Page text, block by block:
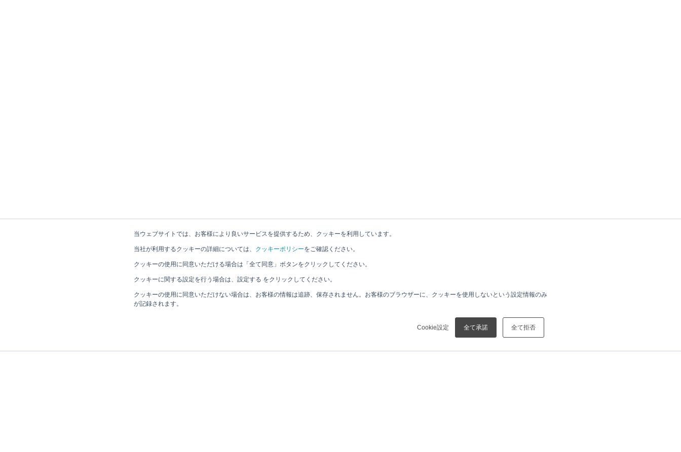
当ウェブサイトでは、お客様により良いサービスを提供するため、クッキーを利用しています。
当社が利用するクッキーの詳細については、 クッキーポリシーをご確認ください。
クッキーの使用に同意いただける場合は「全て同意」ボタンをクリックしてください。
クッキーに関する設定を行う場合は、設定する をクリックしてください。
クッキーの使用に同意いただけない場合は、お客様の情報は追跡、保存されません。お客様のブラウザーに、クッキーを使用しないという設定情報のみ
が記録されます。
Cookie設定 全て承諾 全て拒否